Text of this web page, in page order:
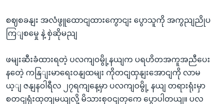
စဈစခနျး အလံဖွူထောငျထားကွောငျး ပွောသူကို အကွညျညိုပ
ကြျစမှေု နဲ့ စှဲဆိုမညျ
ဖမျးဆီးခံထားရတဲ့ ပလကျဝမွို့နယျက ပရဟိတအကူအညီပေး
နတေဲ့ ကနြျးမာရေးဝနျထမျး ကိုတငျထှနျးအောငျကို လာမ
ယ့ျ ဇနျနဝါရီလ ၂၇ရကျနေ့မှာ ပလကျဝမွို့ နယျ တရားရုံးမှာ
စတငျရုံးထုတျမယျလို့ မိသားစုဝငျတှကေ ပွောပါတယျ။ ပလ